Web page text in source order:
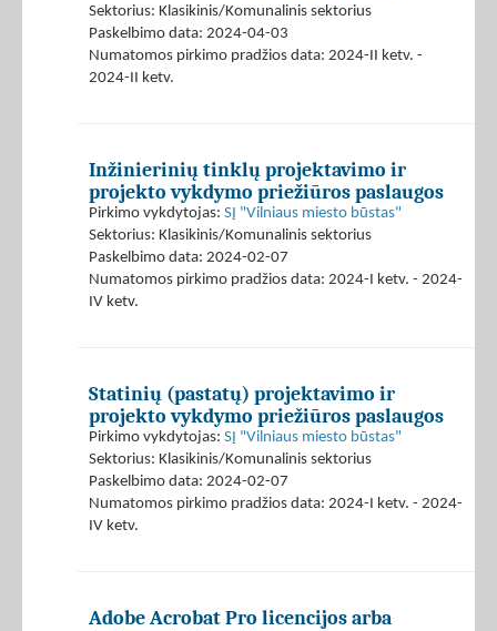
Sektorius: Klasikinis/Komunalinis sektorius
Paskelbimo data: 2024-04-03
Numatomos pirkimo pradžios data: 2024-II ketv. -
2024-II ketv.
Inžinierinių tinklų projektavimo ir
projekto vykdymo priežiūros paslaugos
Pirkimo vykdytojas: SĮ "Vilniaus miesto būstas"
Sektorius: Klasikinis/Komunalinis sektorius
Paskelbimo data: 2024-02-07
Numatomos pirkimo pradžios data: 2024-I ketv. - 2024-
IV ketv.
Statinių (pastatų) projektavimo ir
projekto vykdymo priežiūros paslaugos
Pirkimo vykdytojas: SĮ "Vilniaus miesto būstas"
Sektorius: Klasikinis/Komunalinis sektorius
Paskelbimo data: 2024-02-07
Numatomos pirkimo pradžios data: 2024-I ketv. - 2024-
IV ketv.
Adobe Acrobat Pro licencijos arba